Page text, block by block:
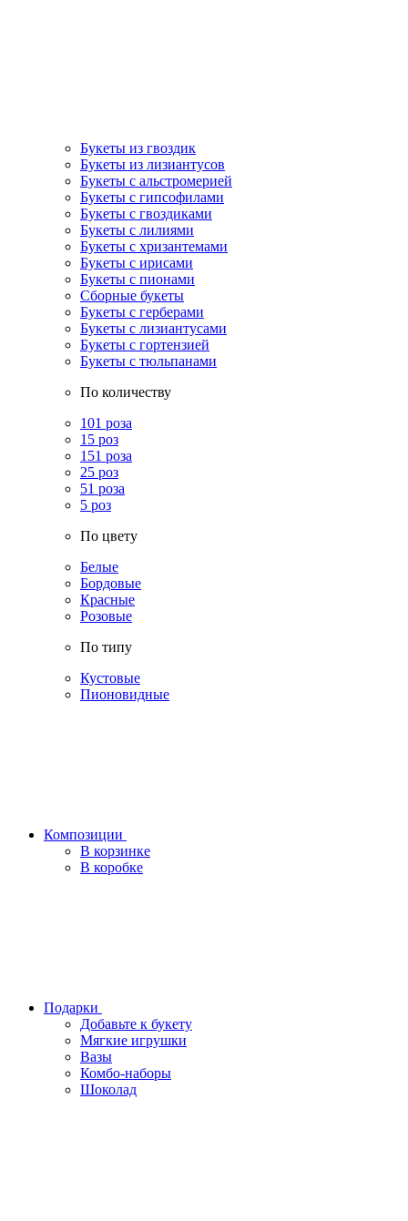
Букеты из гвоздик
Букеты из лизиантусов
Букеты с альстромерией
Букеты с гипсофилами
Букеты с гвоздиками
Букеты с лилиями
Букеты с хризантемами
Букеты с ирисами
Букеты с пионами
Сборные букеты
Букеты с герберами
Букеты с лизиантусами
Букеты с гортензией
Букеты с тюльпанами
По количеству
101 роза
15 роз
151 роза
25 роз
51 роза
5 роз
По цвету
Белые
Бордовые
Красные
Розовые
По типу
Кустовые
Пионовидные
Композиции
В корзинке
В коробке
Подарки
Добавьте к букету
Мягкие игрушки
Вазы
Комбо-наборы
Шоколад